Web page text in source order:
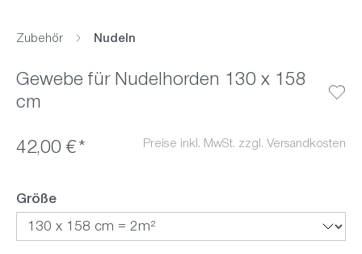
Zubehör Nudeln
Gewebe für Nudelhorden 130 x 158
cm
42,00 €* Preise inkl. MwSt. zzgl. Versandkosten
Größeauswählen